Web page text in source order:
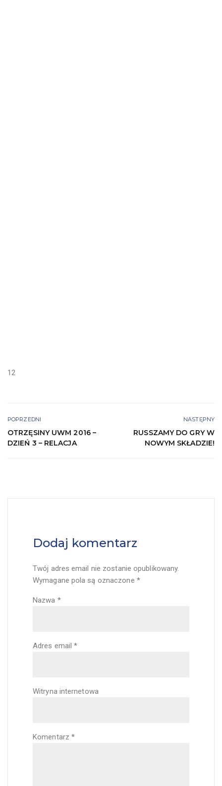
12
POPRZEDNI
OTRZĘSINY UWM 2016 –
DZIEŃ 3 – RELACJA
NASTĘPNY
RUSSZAMY DO GRY W
NOWYM SKŁADZIE!
Dodaj komentarz
Twój adres email nie zostanie opublikowany.
Wymagane pola są oznaczone *
Nazwa *
Adres email*
Witryna internetowa
Komentarz *